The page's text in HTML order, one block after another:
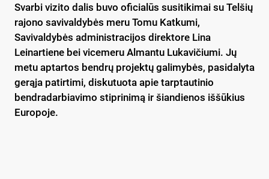
Svarbi vizito dalis buvo oficialūs susitikimai su Telšių
rajono savivaldybės meru Tomu Katkumi,
Savivaldybės administracijos direktore Lina
Leinartiene bei vicemeru Almantu Lukavičiumi. Jų
metu aptartos bendrų projektų galimybės, pasidalyta
gerąja patirtimi, diskutuota apie tarptautinio
bendradarbiavimo stiprinimą ir šiandienos iššūkius
Europoje.